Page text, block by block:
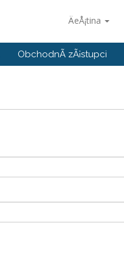
ÄeÅ¡tina
ObchodnÃ­ zÃ¡stupci